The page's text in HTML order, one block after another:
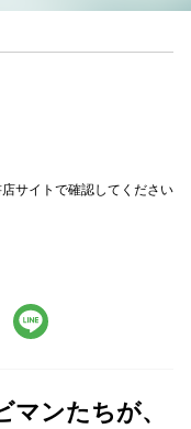
サイトで確認してください
マンたちが、